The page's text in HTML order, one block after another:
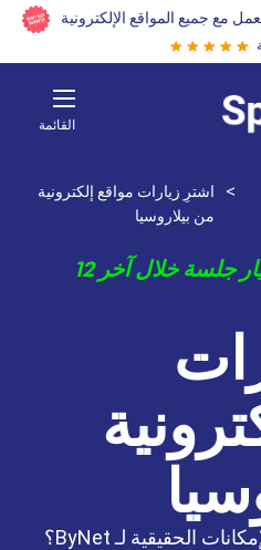
مع جميع المواقع الإلكترونية
القائمة
>
اشترِ زيارات مواقع إلكترونية
من بيلاروسيا
تم تقديم أكثر من 32 مليار جلسة خلال آخر 12
هل لديك فضول لمعرفة الإمكانات الحقيقية لـ ByNet؟